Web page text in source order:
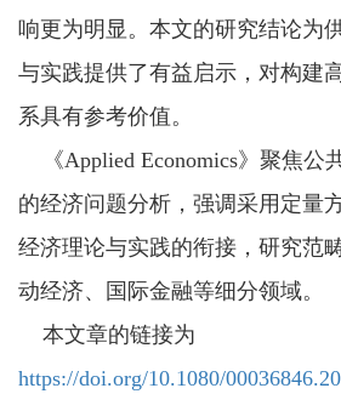
响更为明显。本文的研究结论为
与实践提供了有益启示，对构建
系具有参考价值。
《Applied Economics》聚焦公
的经济问题分析，强调采用定量
经济理论与实践的衔接，研究范
动经济、国际金融等细分领域。
本文章的链接为
https://doi.org/10.1080/